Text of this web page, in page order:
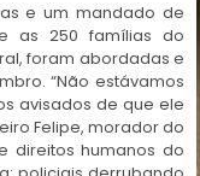
e um mandado de
as 250 famílias do
foram abordadas e
“Não estávamos
avisados de que ele
Felipe, morador do
direitos humanos do